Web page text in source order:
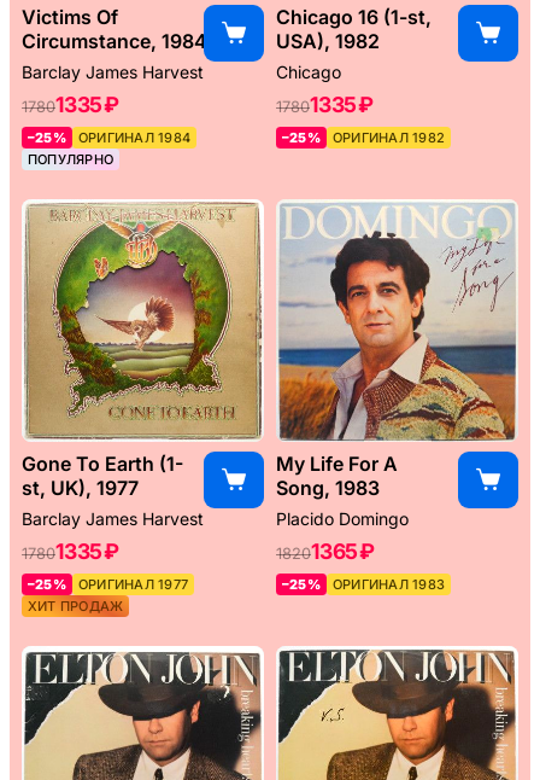
Victims Of
Circumstance, 1984
Barclay James Harvest
17801335 ₽
–25%
ОРИГИНАЛ 1984
ПОПУЛЯРНО
Chicago 16 (1-st,
USA), 1982
Chicago
17801335 ₽
–25% ОРИГИНАЛ 1982
Gone To Earth (1-
st, UK), 1977
Barclay James Harvest
17801335 ₽
–25%
ОРИГИНАЛ 1977
ХИТ ПРОДАЖ
My Life For A
Song, 1983
Placido Domingo
18201365 ₽
–25% ОРИГИНАЛ 1983